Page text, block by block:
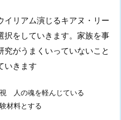
イリアム演じるキアヌ・リー
択をしていきます。家族を事
がうまくいっていないこと
いきます
人の魂を軽んじている
材料とする